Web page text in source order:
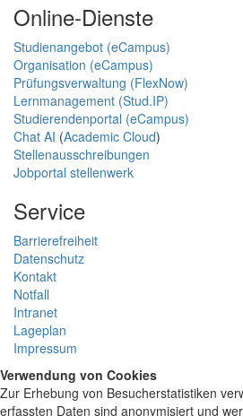
Online-Dienste
Studienangebot (eCampus)
Organisation (eCampus)
Prüfungsverwaltung (FlexNow)
Lernmanagement (Stud.IP)
Studierendenportal (eCampus)
Chat AI (Academic Cloud)
Stellenausschreibungen
Jobportal stellenwerk
Service
Barrierefreiheit
Datenschutz
Kontakt
Notfall
Intranet
Lageplan
Impressum
Verwendung von Cookies
Zur Erhebung von Besucherstatistiken
erfassten Daten sind anonymisiert und